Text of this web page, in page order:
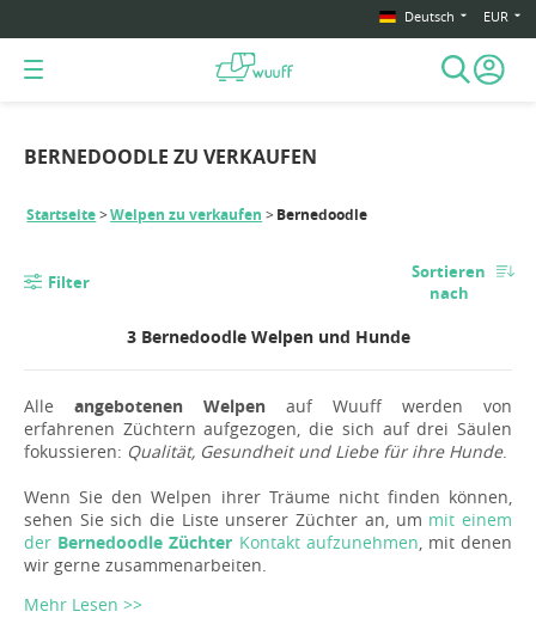
Deutsch EUR
BERNEDOODLE ZU VERKAUFEN
Startseite Welpen zu verkaufen Bernedoodle
Filter
Sortieren
nach
3 Bernedoodle Welpen und Hunde
Alle angebotenen Welpen auf Wuuff werden von
erfahrenen Züchtern aufgezogen, die sich auf drei Säulen
fokussieren: Qualität, Gesundheit und Liebe für ihre Hunde.
Wenn Sie den Welpen ihrer Träume nicht finden können,
sehen Sie sich die Liste unserer Züchter an, um mit einem
der Bernedoodle Züchter Kontakt aufzunehmen, mit denen
wir gerne zusammenarbeiten.
Mehr Lesen >>